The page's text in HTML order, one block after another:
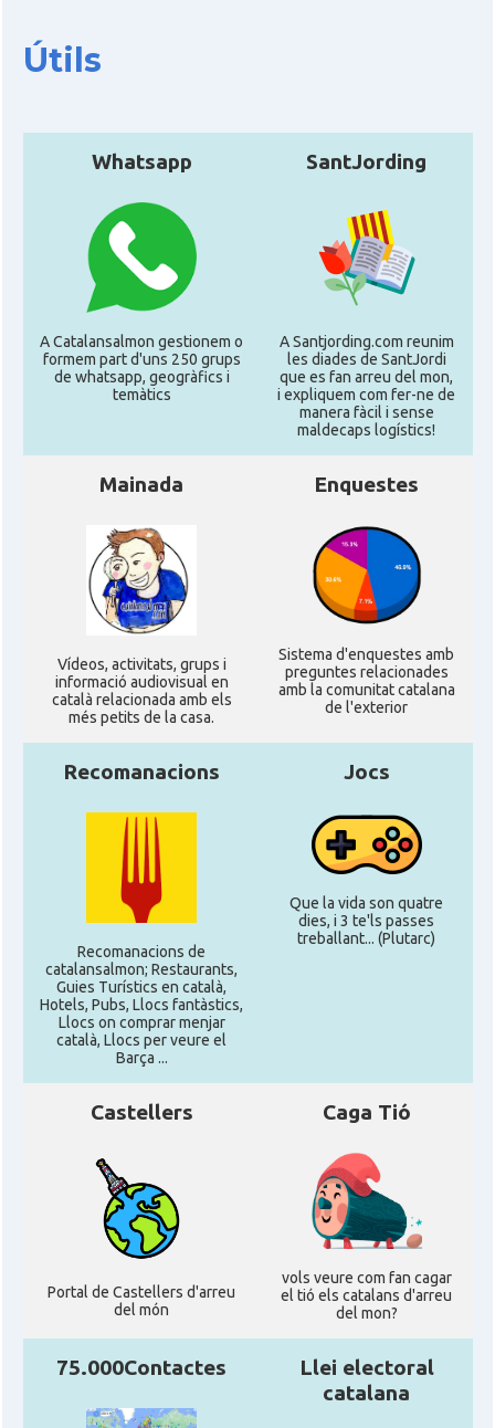
Útils
Whatsapp
A Catalansalmon gestionem o
formem part d'uns 250 grups
de whatsapp, geogràfics i
temàtics
SantJording
A Santjording.com reunim
les diades de SantJordi
que es fan arreu del mon,
i expliquem com fer-ne de
manera fàcil i sense
maldecaps logí­stics!
Mainada
Ví­deos, activitats, grups i
informació audiovisual en
català relacionada amb els
més petits de la casa.
Enquestes
Sistema d'enquestes amb
preguntes relacionades
amb la comunitat catalana
de l'exterior
Recomanacions
Recomanacions de
catalansalmon; Restaurants,
Guies Turístics en català,
Hotels, Pubs, Llocs fantàstics,
Llocs on comprar menjar
català, Llocs per veure el
Barça ...
Jocs
Que la vida son quatre
dies, i 3 te'ls passes
treballant... (Plutarc)
Castellers
Portal de Castellers d'arreu
del món
Caga Tió
vols veure com fan cagar
el tió els catalans d'arreu
del mon?
75.000Contactes
Llei electoral
catalana